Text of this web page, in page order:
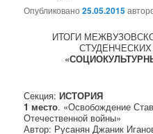
Опубликовано25.05.2015
ИТОГИ
Секция:ИСТОРИЯ
1 место. «Освобождение
Отечественной войны»
Автор: Русанян Джаник